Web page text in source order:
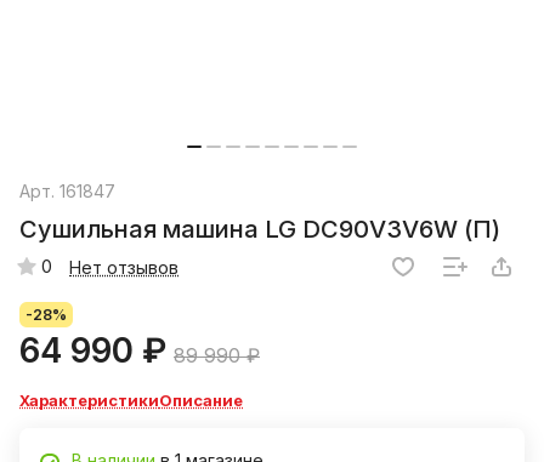
Арт. 161847
Сушильная машина LG DC90V3V6W (П)
0 Нет отзывов
-28%
64 990 ₽ 89 990 ₽
ХарактеристикиОписание